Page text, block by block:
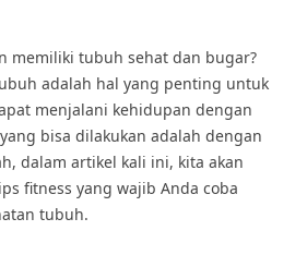
memiliki tubuh sehat dan bugar?
adalah hal yang penting untuk
menjalani kehidupan dengan
bisa dilakukan adalah dengan
dalam artikel kali ini, kita akan
fitness yang wajib Anda coba
tubuh.